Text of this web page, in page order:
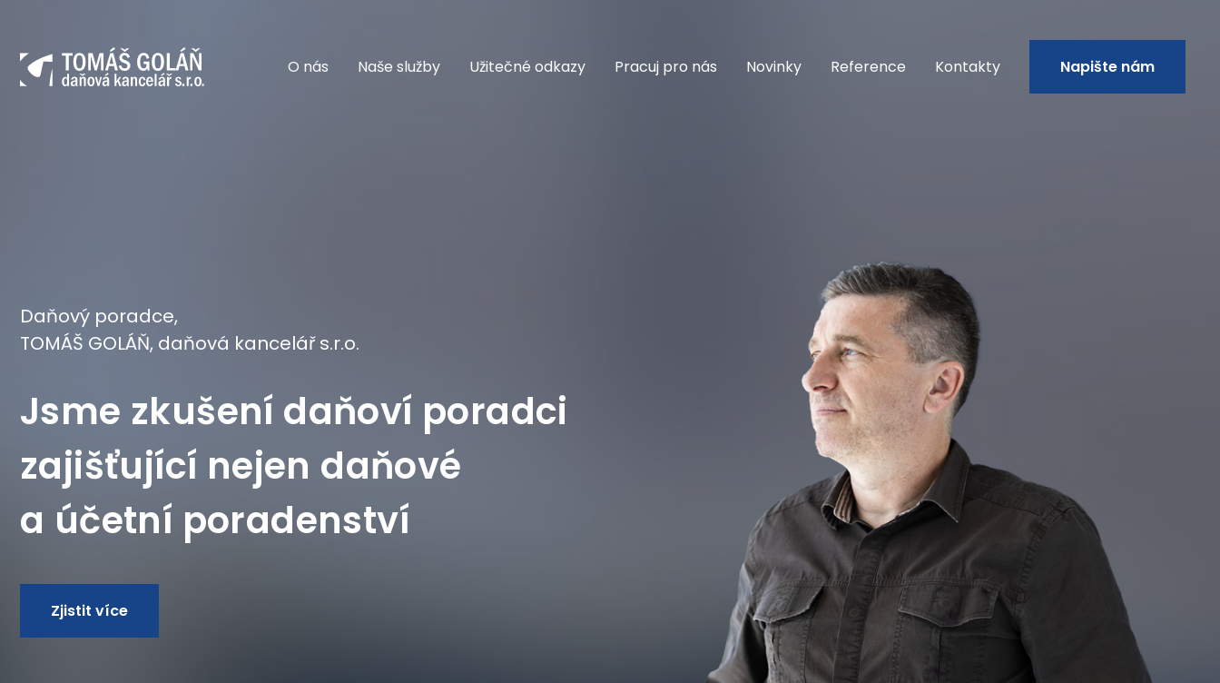
O nás Naše služby Užitečné odkazy Pracuj pro nás Novinky Reference Kontakty Napište nám
Daňový poradce,
TOMÁŠ GOLÁŇ, daňová kancelář s.r.o.
Jsme zkušení daňoví poradci
zajišťující nejen daňové
a účetní poradenství
Zjistit více